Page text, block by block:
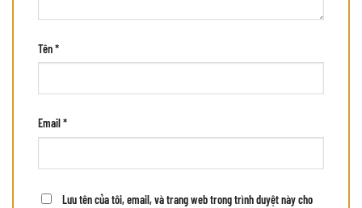
Tên*
Email*
Lưu tên của tôi, email, và trang web trong trình duyệt này cho